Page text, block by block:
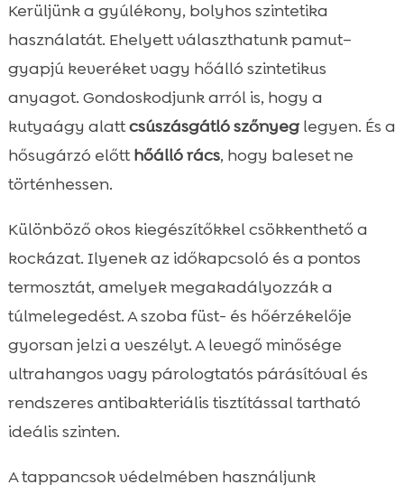
Kerüljünk a gyúlékony, bolyhos szintetika
használatát. Ehelyett választhatunk pamut–
gyapjú keveréket vagy hőálló szintetikus
anyagot. Gondoskodjunk arról is, hogy a
kutyaágy alattcsúszásgátló szőnyeglegyen. És a
hősugárzó előtthőálló rács, hogy baleset ne
történhessen.
Különböző okos kiegészítőkkel csökkenthető a
kockázat. Ilyenek az időkapcsoló és a pontos
termosztát, amelyek megakadályozzák a
túlmelegedést. A szoba füst- és hőérzékelője
gyorsan jelzi a veszélyt. A levegő minősége
ultrahangos vagy párologtatós párásítóval és
rendszeres antibakteriális tisztítással tartható
ideális szinten.
A tappancsok védelmében használjunk